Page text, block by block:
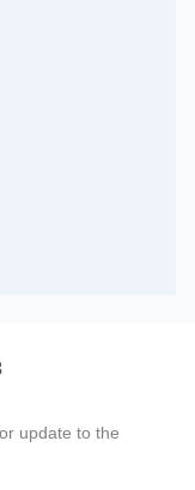
update to the